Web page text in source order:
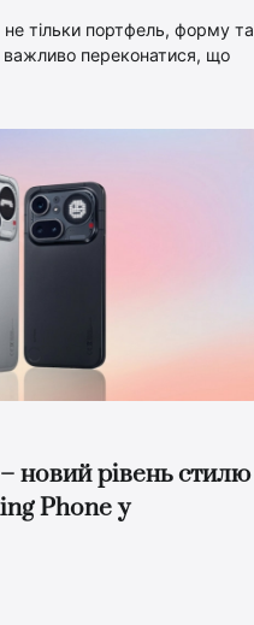
тільки портфель, форму та
важливо переконатися, що
новий рівень стилю
Phone у